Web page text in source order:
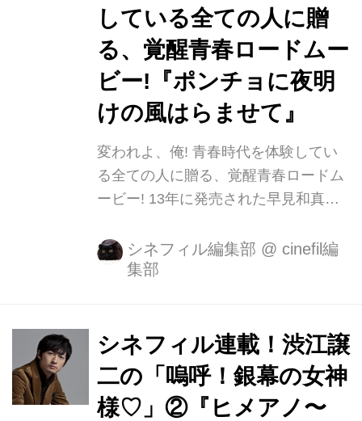
れたのは、夏木演じる千恵子の娘役と
して佐津川愛美、息子役に堀井新太。
“失う”可能性に怯えて新しい未来を築
けない香苗役の佐津川愛美は、映画デ
ビュー作『蝉しぐれ』（05）で第48
回...
している全ての人に贈
る、覚醒青春ロードムー
ビー!『ポンチョに夜明
けの風はらませて』
変われよ、俺! 青春時代を体験してい
る全ての人に贈る、覚醒青春ロードム
ービー! 13年に発売された早見和真原
て」(祥伝社刊)の実写映画化が決定い
たしました。 人生をなんとなく過ご
子高校生たち。何かを変えた い!と高
校最後の旅に出て、癖のある人々と出
会い、予期せぬ体験をしながら次第に
それぞれの旅の目的を見いだし、自分
シネフィル編集部 @ cinefil編
集部
シネフィル連載！渋江譲
二の「嗚呼！銀幕の女神
様♡」②『ヒメアノ〜